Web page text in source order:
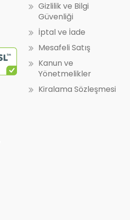
Gizlilik ve Bilgi
Güvenliği
İptal ve İade
Mesafeli Satış
Kanun ve
Yönetmelikler
Kiralama Sözleşmesi